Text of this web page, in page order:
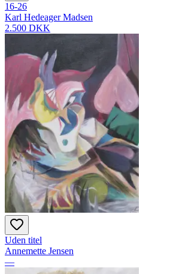
16-26
Karl Hedeager Madsen
2.500 DKK
Uden titel
Annemette Jensen
—